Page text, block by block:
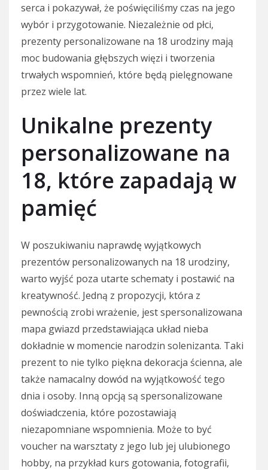
serca i pokazywał, że poświęciliśmy czas na jego
wybór i przygotowanie. Niezależnie od płci,
prezenty personalizowane na 18 urodziny mają
moc budowania głębszych więzi i tworzenia
trwałych wspomnień, które będą pielęgnowane
przez wiele lat.
Unikalne prezenty
personalizowane na
18, które zapadają w
pamięć
W poszukiwaniu naprawdę wyjątkowych
prezentów personalizowanych na 18 urodziny,
warto wyjść poza utarte schematy i postawić na
kreatywność. Jedną z propozycji, która z
pewnością zrobi wrażenie, jest spersonalizowana
mapa gwiazd przedstawiająca układ nieba
dokładnie w momencie narodzin solenizanta. Taki
prezent to nie tylko piękna dekoracja ścienna, ale
także namacalny dowód na wyjątkowość tego
dnia i osoby. Inną opcją są spersonalizowane
doświadczenia, które pozostawiają
niezapomniane wspomnienia. Może to być
voucher na warsztaty z jego lub jej ulubionego
hobby, na przykład kurs gotowania, fotografii,